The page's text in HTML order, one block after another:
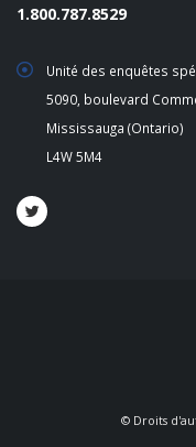
1.800.787.8529
Unité des enquêtes
5090, boulevard
Mississauga (Ontario)
L4W 5M4
© Droits